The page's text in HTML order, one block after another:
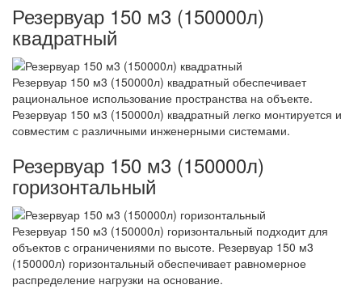
Резервуар 150 м3 (150000л)
квадратный
Резервуар 150 м3 (150000л) квадратный обеспечивает
рациональное использование пространства на объекте.
Резервуар 150 м3 (150000л) квадратный легко монтируется и
совместим с различными инженерными системами.
Резервуар 150 м3 (150000л)
горизонтальный
Резервуар 150 м3 (150000л) горизонтальный подходит для
объектов с ограничениями по высоте. Резервуар 150 м3
(150000л) горизонтальный обеспечивает равномерное
распределение нагрузки на основание.